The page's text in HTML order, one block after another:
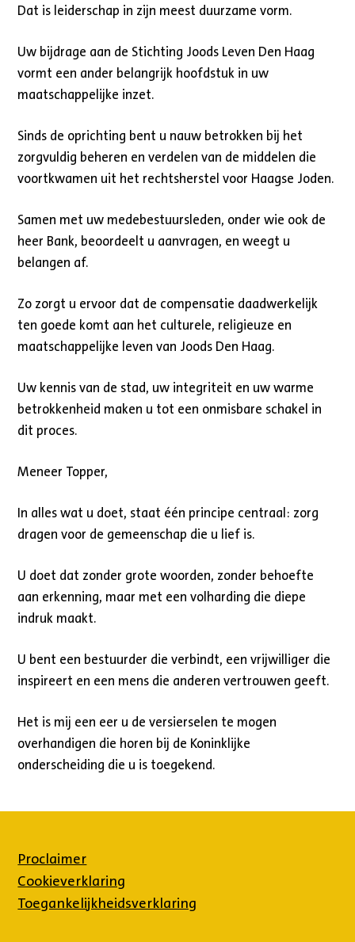
Dat is leiderschap in zijn meest duurzame vorm.
Uw bijdrage aan de Stichting Joods Leven Den Haag
vormt een ander belangrijk hoofdstuk in uw
maatschappelijke inzet.
Sinds de oprichting bent u nauw betrokken bij het
zorgvuldig beheren en verdelen van de middelen die
voortkwamen uit het rechtsherstel voor Haagse Joden.
Samen met uw medebestuursleden, onder wie ook de
heer Bank, beoordeelt u aanvragen, en weegt u
belangen af.
Zo zorgt u ervoor dat de compensatie daadwerkelijk
ten goede komt aan het culturele, religieuze en
maatschappelijke leven van Joods Den Haag.
Uw kennis van de stad, uw integriteit en uw warme
betrokkenheid maken u tot een onmisbare schakel in
dit proces.
Meneer Topper,
In alles wat u doet, staat één principe centraal: zorg
dragen voor de gemeenschap die u lief is.
U doet dat zonder grote woorden, zonder behoefte
aan erkenning, maar met een volharding die diepe
indruk maakt.
U bent een bestuurder die verbindt, een vrijwilliger die
inspireert en een mens die anderen vertrouwen geeft.
Het is mij een eer u de versierselen te mogen
overhandigen die horen bij de Koninklijke
onderscheiding die u is toegekend.
Proclaimer
Cookieverklaring
Toegankelijkheidsverklaring